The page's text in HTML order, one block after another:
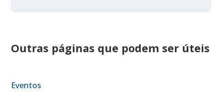
Outras páginas que podem ser úteis
Eventos